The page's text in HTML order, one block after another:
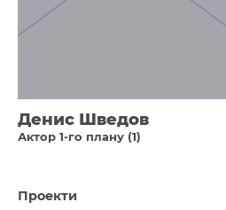
Денис Шведов
Актор 1-го плану (1)
Проекти